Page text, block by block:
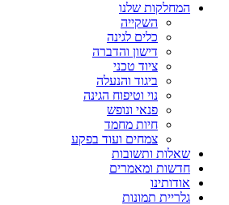
המחלקות שלנו
השקייה
כלים לגינה
דישון והדברה
ציוד טכני
ביגוד והנעלה
נוי וטיפוח הגינה
פנאי ונופש
חיות מחמד
צמחים ועוד בפקע
שאלות ותשובות
חדשות ומאמרים
אודותינו
גלריית תמונות